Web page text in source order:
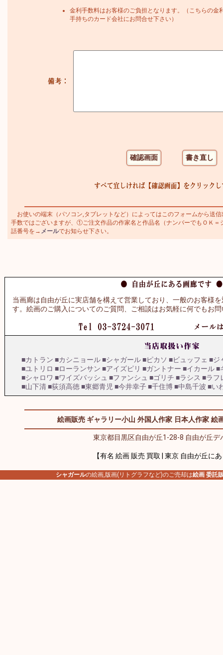
金利手数料はお客様のご負担となります。（こちらの金
手持ちのカード会社にお問合せ下さい）
お使いの端末（パソコン,タブレットなど）によってはこのフォームから送
手数ではございますが、①ご注文作品の作家名と作品名（ナンバーでもＯＫ
話番号を→ メールでお知らせ下さい。
当画廊は自由が丘に実店舗を構えて営業しており、一般のお客様
す。絵画のご購入についてのご質問、ご相談はお気軽に何でもお
■カトラン ■カシニョール■シャガール■ピカソ ■ビュッフェ ■ジ
■ユトリロ ■ローランサン ■アイズピリ ■ガントナー ■イカール■
■シャロワ ■ワイズバッシュ ■ファンシュ ■ゴリチ ■ラシス ■ラフ
■山下清■荻須高徳■東郷青児 ■今井幸子■千住博■中島千波 ■い
絵画販売 ギャラリー小山 外国人作家 日本人作家 絵
東京都目黒区自由が丘1-28-8 自由が丘デ
【有名 絵画 販売 買取 | 東京 自由が丘に
シャガールの絵画,版画(リトグラフなど)のご売却は絵画 委託